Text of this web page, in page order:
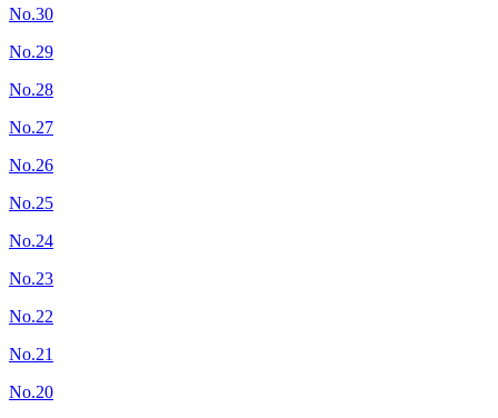
No.30
No.29
No.28
No.27
No.26
No.25
No.24
No.23
No.22
No.21
No.20